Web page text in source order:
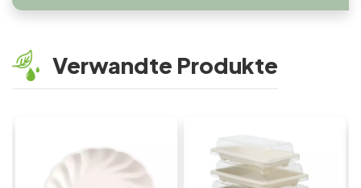
Verwandte Produkte